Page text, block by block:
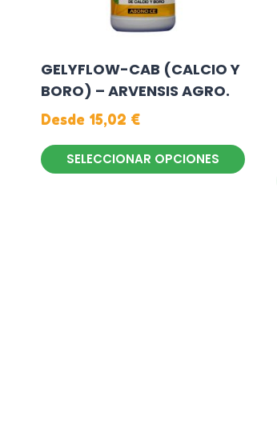
GELYFLOW-CAB (CALCIO Y
BORO) – ARVENSIS AGRO.
Desde 15,02 €
SELECCIONAR OPCIONES